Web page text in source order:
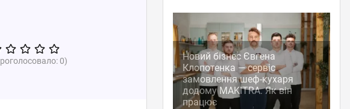
0)
Новий бізнес Євгена
Клопотенка — сервіс
замовлення шеф-кухаря
додому MAKITRA. Як він
працює